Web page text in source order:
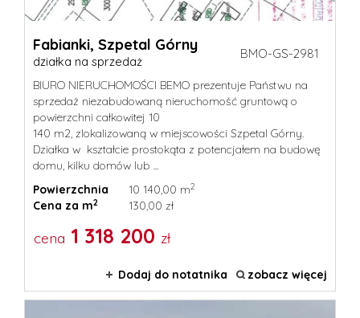
Fabianki, Szpetal Górny
działka na sprzedaż
BMO-GS-2981
BIURO NIERUCHOMOŚCI BEMO prezentuje Państwu na
sprzedaż niezabudowaną nieruchomość gruntową o
powierzchni całkowitej 10
140 m2, zlokalizowaną w miejscowości Szpetal Górny.
Działka w kształcie prostokąta z potencjałem na budowę
domu, kilku domów lub ...
Powierzchnia
10 140,00 m2
Cena za m2 130,00 zł
cena 1 318 200 zł
Dodaj do notatnika zobacz więcej